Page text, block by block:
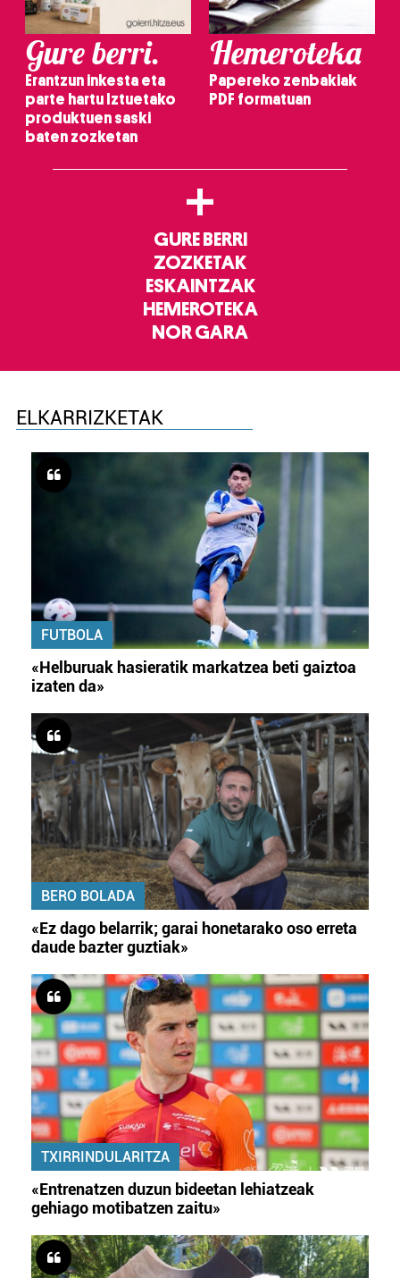
Gure berri.
Erantzun inkesta eta
parte hartu Iztuetako
produktuen saski
baten zozketan
Hemeroteka
Papereko zenbakiak
PDF formatuan
+
GURE BERRI
ZOZKETAK
ESKAINTZAK
HEMEROTEKA
NOR GARA
ELKARRIZKETAK
FUTBOLA
«Helburuak hasieratik markatzea beti gaiztoa
izaten da»
BERO BOLADA
«Ez dago belarrik; garai honetarako oso erreta
daude bazter guztiak»
TXIRRINDULARITZA
«Entrenatzen duzun bideetan lehiatzeak
gehiago motibatzen zaitu»